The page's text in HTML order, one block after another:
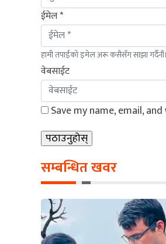
ईमेल *
हामी तपाईंको इमेल अरू कसैसँग साझा गर्दैनौं।
वेबसाईट
Save my name, email,
सम्बन्धित खवर